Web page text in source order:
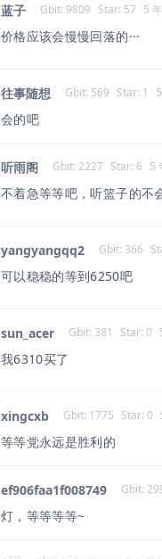
蓝子 Gbit: 9809 Star: 57 5
价格应该会慢慢回落的···
往事随想 Gbit: 569 Star: 1
会的吧
听雨阁 Gbit: 2227 Star: 6 5
不着急等等吧，听篮子的不
yangyangqq2 Gbit: 366
可以稳稳的等到6250吧
sun_acer Gbit: 381 Star: 0
我6310买了
xingcxb Gbit: 1775 Star: 0
等等党永远是胜利的
ef906faa1f008749 Gbit:
灯，等等等等~